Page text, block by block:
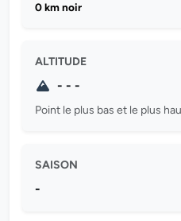
0 km noir
ALTITUDE
- - -
Point le plus bas et le plus
SAISON
-